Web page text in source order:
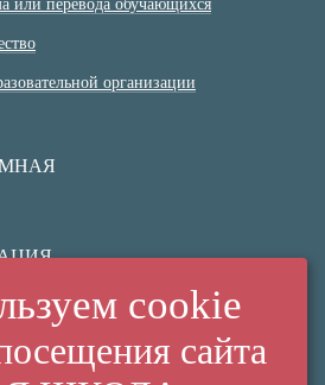
или перевода обучающихся
организации
cookie
сайта